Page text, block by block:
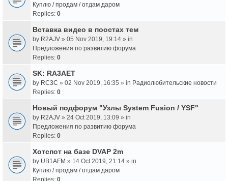
Куплю / продам / отдам даром
Replies: 0
Вставка видео в поостах тем
by R2AJV » 05 Nov 2019, 19:14 » in
Предложения по развитию форума
Replies: 0
SK: RA3AET
by RC3C » 02 Nov 2019, 16:35 » in Радиолюбительские новости
Replies: 0
Новый подфорум "Узлы System Fusion / YSF"
by R2AJV » 24 Oct 2019, 13:09 » in
Предложения по развитию форума
Replies: 0
Хотспот на базе DVAP 2m
by UB1AFM » 14 Oct 2019, 21:14 » in
Куплю / продам / отдам даром
Replies: 0